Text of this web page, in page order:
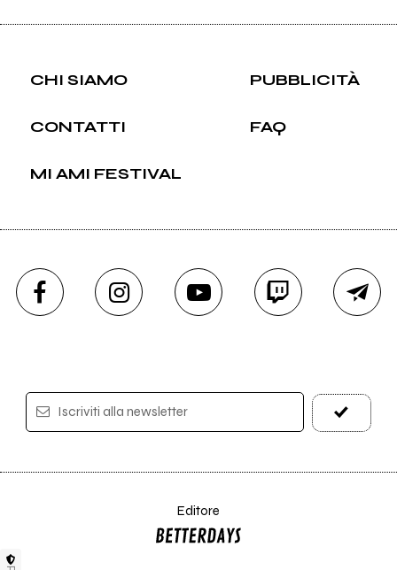
CHI SIAMO PUBBLICITÀ
CONTATTI FAQ
MI AMI FESTIVAL
Iscriviti alla newsletter
Editore